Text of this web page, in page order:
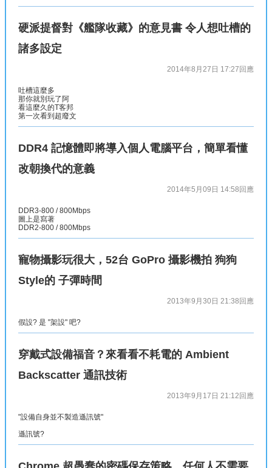
硬派提督對《艦隊收藏》的意見書 令人想吐槽的
諸多設定
2014年8月27日 17:27 回應
吐槽這麼多
那你就別玩了阿
看這麼久的T客邦
第一次看到超廢文
DDR4 記憶體即將導入個人電腦平台，簡單看懂
改朝換代的意義
2014年5月09日 14:58 回應
DDR3-800 / 800Mbps
圖上是寫著
DDR2-800 / 800Mbps
寵物攝影玩很大，52台 GoPro 攝影機拍 狗狗
Style的 子彈時間
2013年9月30日 21:38 回應
假設? 是 "架設" 吧?
穿戴式設備福音？來看看不耗電的 Ambient
Backscatter 通訊技術
2013年9月17日 21:12 回應
"設備自身並不製造遜訊號"
遜訊號?